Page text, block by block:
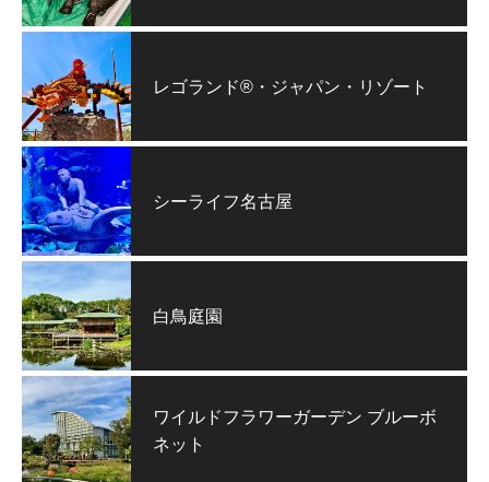
レゴランド®・ジャパン・リゾート
シーライフ名古屋
白鳥庭園
ワイルドフラワーガーデン ブルーボ
ネット